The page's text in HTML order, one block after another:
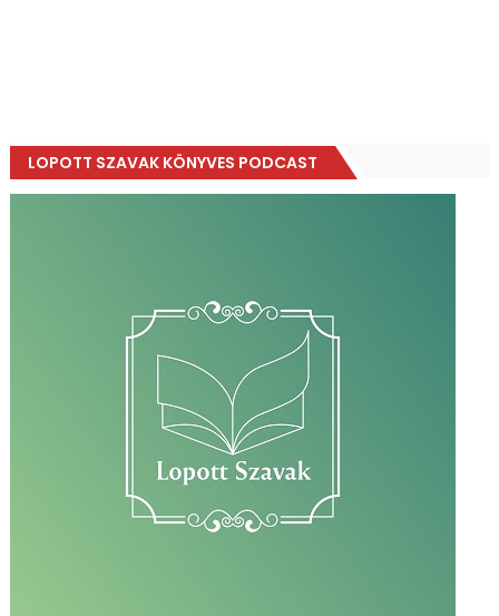
LOPOTT SZAVAK KÖNYVES PODCAST